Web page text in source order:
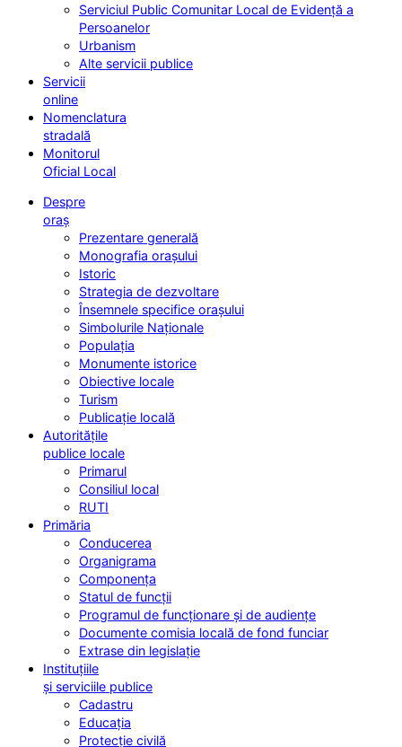
Serviciul Public Comunitar Local de Evidență a
Persoanelor
Urbanism
Alte servicii publice
Servicii
online
Nomenclatura
stradală
Monitorul
Oficial Local
Despre
oraș
Prezentare generală
Monografia orașului
Istoric
Strategia de dezvoltare
Însemnele specifice orașului
Simbolurile Naționale
Populația
Monumente istorice
Obiective locale
Turism
Publicație locală
Autoritățile
publice locale
Primarul
Consiliul local
RUTI
Primăria
Conducerea
Organigrama
Componența
Statul de funcții
Programul de funcționare și de audiențe
Documente comisia locală de fond funciar
Extrase din legislație
Instituțiile
și serviciile publice
Cadastru
Educația
Protecție civilă